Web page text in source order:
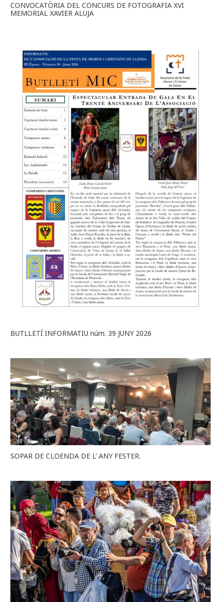
CONVOCATÒRIA DEL CONCURS DE FOTOGRAFIA XVI
MEMORIAL XAVIER ALUJA
BUTLLETÍ INFORMATIU núm. 39 JUNY 2026
SOPAR DE CLOENDA DE L’ ANY FESTER.